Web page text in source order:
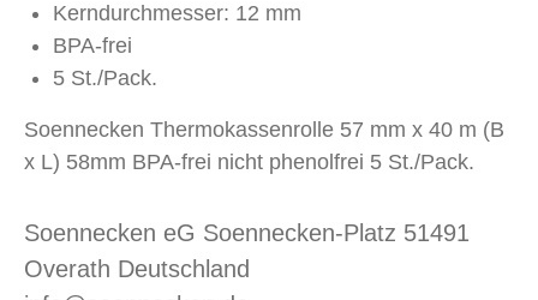
Kerndurchmesser: 12 mm
BPA-frei
5 St./Pack.
Soennecken Thermokassenrolle 57 mm x 40 m (B
x L) 58mm BPA-frei nicht phenolfrei 5 St./Pack.
Soennecken eG Soennecken-Platz 51491
Overath Deutschland